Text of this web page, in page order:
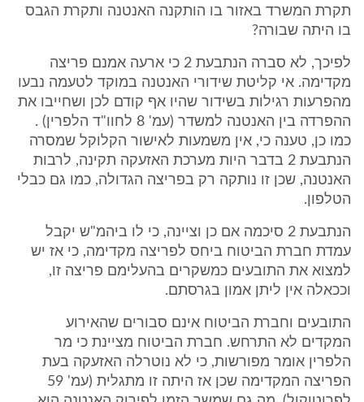
תקרת המשרד באזור בו הותקנה האנטנה ותקרת הגבס
בו היתה שבורה?
לפיכך, לא סברה הנתבעת 2 כי ארעה אמנם פריצה
מקדימה. אי קליטת שידורי האנטנה במוקד לטעמה נבעו
מהפרעות רגילות בשידור שהיו אף קודם לכן ושחייבו את
ההפרדה בין האנטנה למשדר (עמ' 8 לחוו"ד הלפרין) .
כמו כן, טענה כי, אין משמעות לאישור הקלוקל שמסרה
הנתבעת 2 בדבר היות מערכת האזעקה תקינה, לרבות
האנטנה, שכן זו נותקה רק בפריצה הגדולה, כמו גם כבלי
הטלפון.
הנתבעת 2 סיכמה אם כן וציינה, כי לו ביהמ"ש יקבל
עמדת חברת הביטוח ביחס לפריצה מקדימה, כי אז יש
למצוא את התובעים כמשקרים בהעלימם פריצה זו,
וככאלה אין ליתן אמון בגרסתם.
התובעים וחברת הביטוח אינם סבורים שהאירוע
המקדים לא התרחש. חברת הביטוח מציינת כי מר
הלפרין אומר מפורשות, כי לא נוטרלה האזעקה בעת
הפריצה המקדימה שכן אז היתה זו מתגלית (עמ' 59